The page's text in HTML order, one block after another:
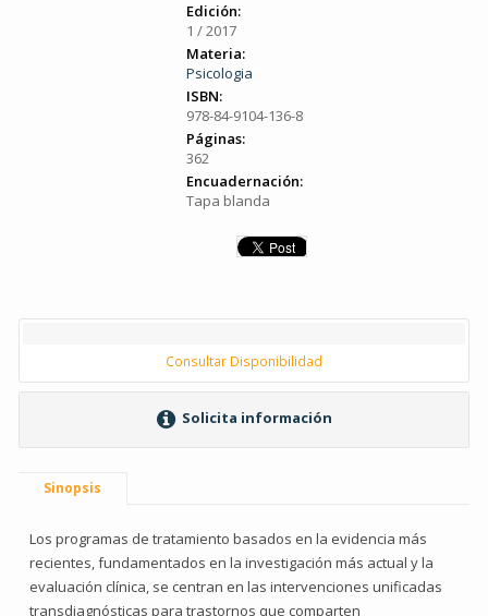
Edición:
1 / 2017
Materia:
Psicologia
ISBN:
978-84-9104-136-8
Páginas:
362
Encuadernación:
Tapa blanda
Consultar Disponibilidad
Solicita información
Sinopsis
Los programas de tratamiento basados en la evidencia más
recientes, fundamentados en la investigación más actual y la
evaluación clínica, se centran en las intervenciones unificadas
transdiagnósticas para trastornos que comparten